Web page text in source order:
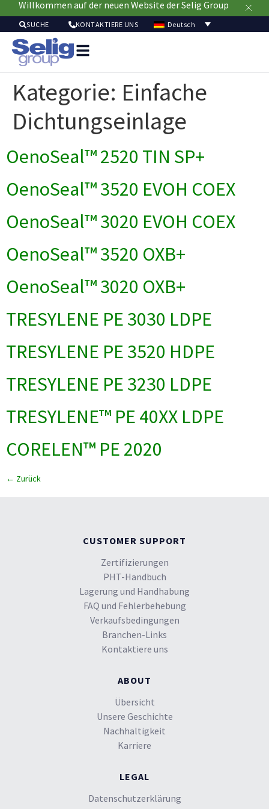
Willkommen auf der neuen Website der Selig Group
SUCHE KONTAKTIERE UNS Deutsch
Kategorie: Einfache
Dichtungseinlage
OenoSeal™ 2520 TIN SP+
OenoSeal™ 3520 EVOH COEX
OenoSeal™ 3020 EVOH COEX
OenoSeal™ 3520 OXB+
OenoSeal™ 3020 OXB+
TRESYLENE PE 3030 LDPE
TRESYLENE PE 3520 HDPE
TRESYLENE PE 3230 LDPE
TRESYLENE™ PE 40XX LDPE
CORELEN™ PE 2020
← Zurück
CUSTOMER SUPPORT
Zertifizierungen
PHT-Handbuch
Lagerung und Handhabung
FAQ und Fehlerbehebung
Verkaufsbedingungen
Branchen-Links
Kontaktiere uns
ABOUT
Übersicht
Unsere Geschichte
Nachhaltigkeit
Karriere
LEGAL
Datenschutzerklärung